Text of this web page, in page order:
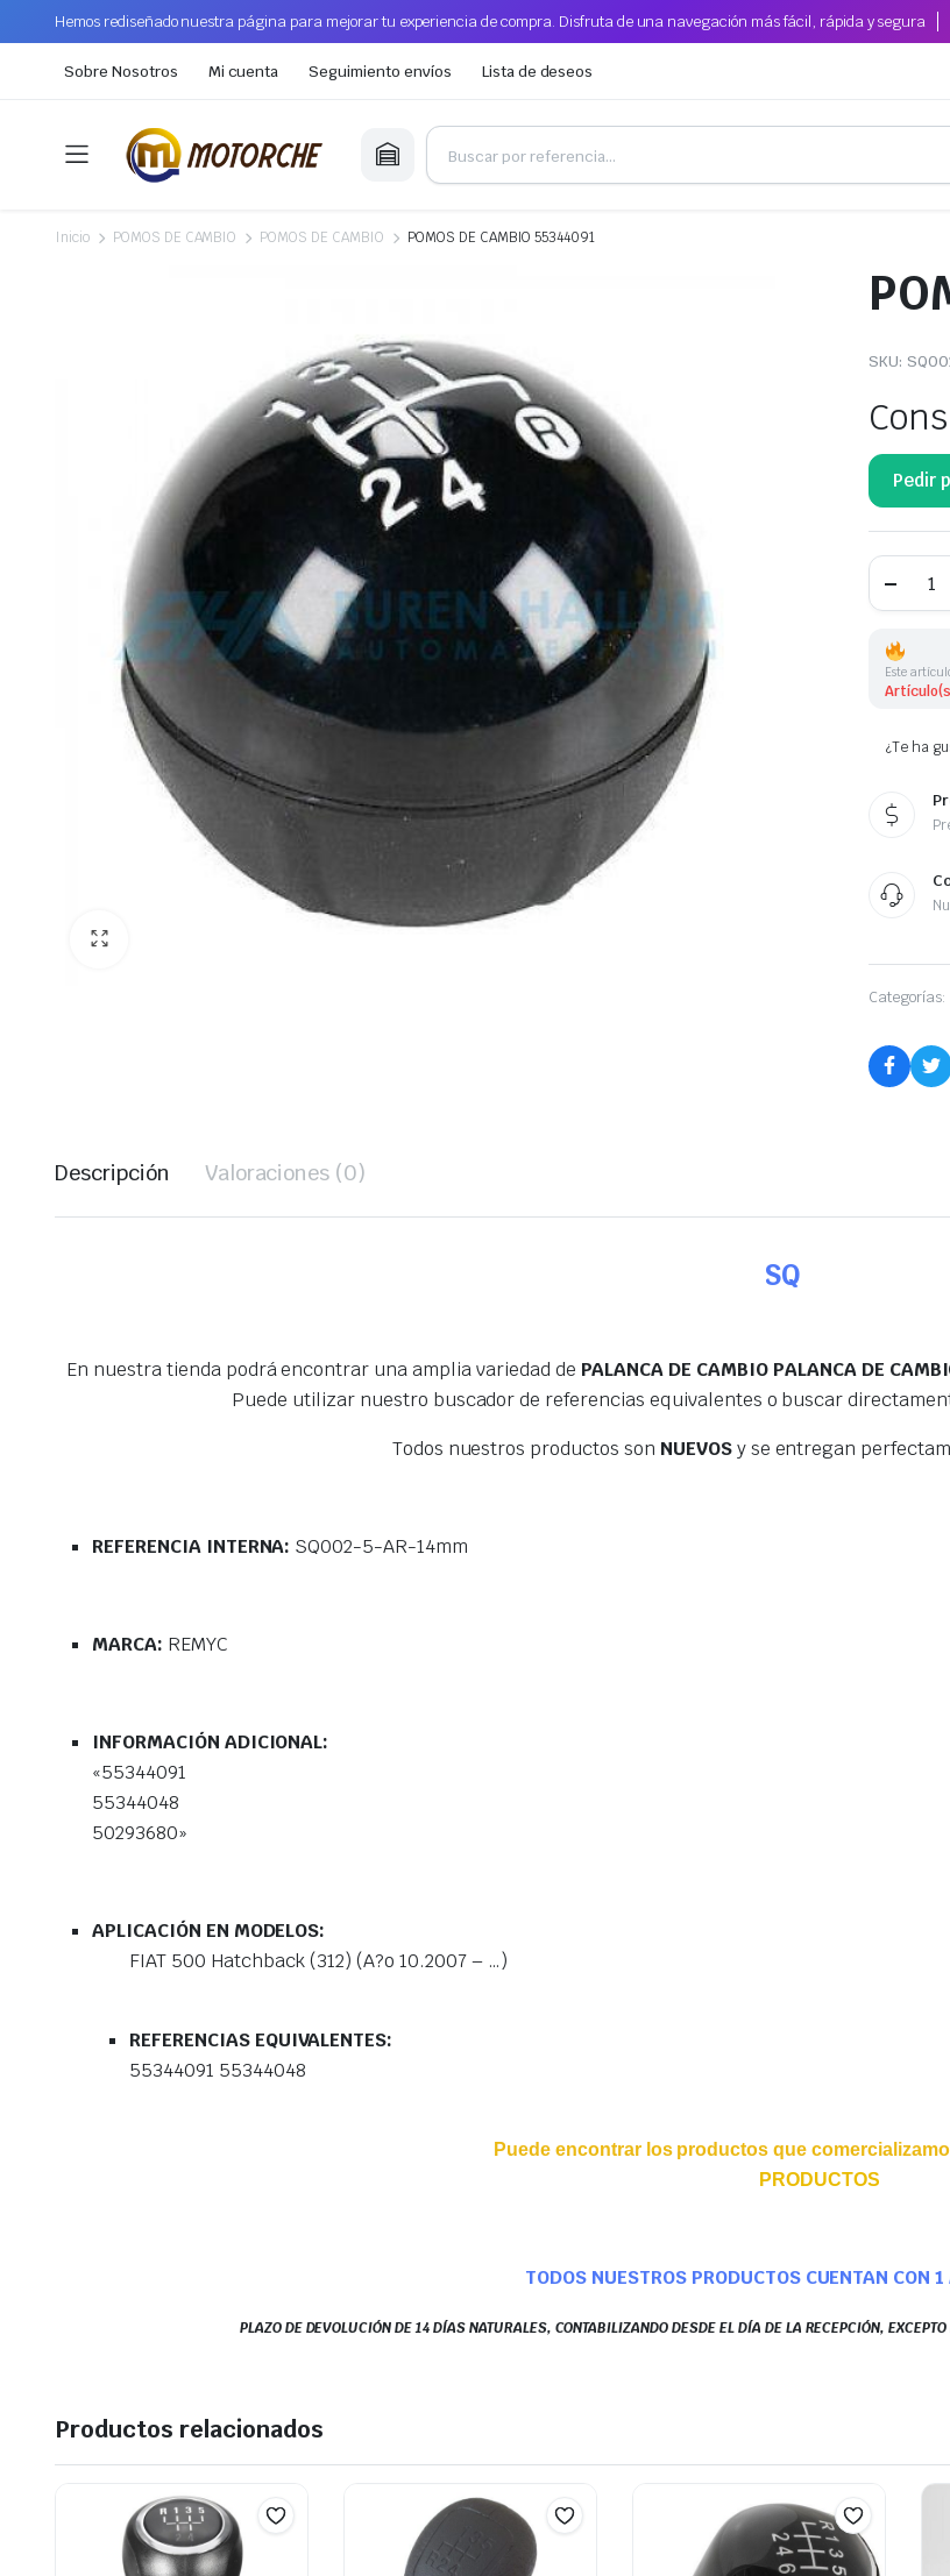
Hemos rediseñado nuestra página para mejorar tu experiencia de compra. Disfruta de una navegación más fácil, rápida y segura
Sobre Nosotros Mi cuenta Seguimiento envíos Lista de deseos
Inicio POMOS DE CAMBIO POMOS DE CAMBIO POMOS DE CAMBIO 55344091
SKU:
Pedir
Este
¿Te ha
Categorías:
Descripción Valoraciones (0)
SQ
En nuestra tienda podrá encontrar una amplia variedad de PALANCA DE CAMBIO PALANCA DE
Puede utilizar nuestro buscador de referencias equivalentes o buscar
Todos nuestros productos son NUEVOSy se entregan
REFERENCIA INTERNA: SQ002-5-AR-14mm
MARCA: REMYC
INFORMACIÓN ADICIONAL:
«55344091
55344048
50293680»
APLICACIÓN EN MODELOS:
FIAT 500 Hatchback (312) (A?o 10.2007 – …)
REFERENCIAS EQUIVALENTES:
55344091 55344048
Puede encontrar los productos que
PRODUCTOS
TODOS NUESTROS PRODUCTOS CUENTAN CON
PLAZO DE DEVOLUCIÓN DE 14 DÍAS NATURALES, CONTABILIZANDO DESDE EL DÍA DE LA RECEPCIÓN,
Productos relacionados